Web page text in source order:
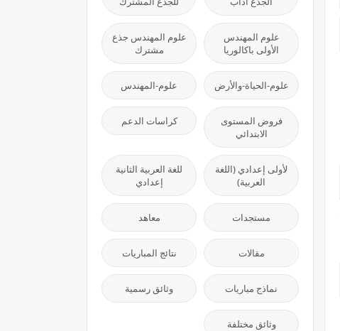
علوم المهندس
الأولى باكالوريا
علوم المهندس جذع
مشترك
علوم-الحياة-والأرض علوم-المهندس
فروض المستوى
الابتدائي
كراسات الدعم
لأولى إعدادي (اللغة
العربية)
للغة العربية الثانية
إعدادي
مستجدات معاهد
مقالات نتائج المباريات
نماذج مباريات وثائق رسمية
وثائق مختلفة